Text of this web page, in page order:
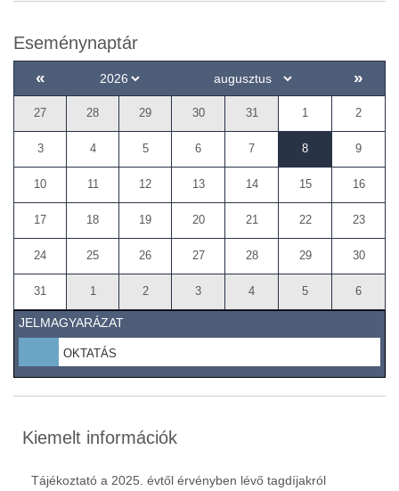
Eseménynaptár
« »
27 28 29 30 31 1 2
3 4 5 6 7 8 9
10 11 12 13 14 15 16
17 18 19 20 21 22 23
24 25 26 27 28 29 30
31 1 2 3 4 5 6
JELMAGYARÁZAT
OKTATÁS
Kiemelt információk
Tájékoztató a 2025. évtől érvényben lévő tagdíjakról